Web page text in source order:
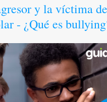
y la víctima
- ¿Qué es